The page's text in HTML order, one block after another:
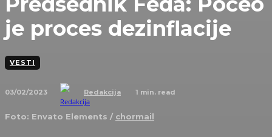
je proces dezinflacije
VESTI
03/02/2023 Redakcija 1 min. read
Foto: Envato Elements / chormail